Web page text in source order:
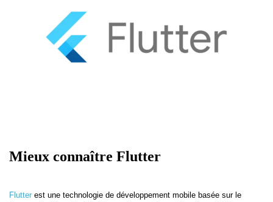
Mieux connaître Flutter
Flutter est une technologie de développement mobile basée sur le